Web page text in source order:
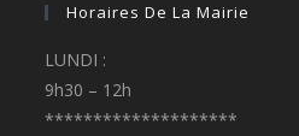
Horaires De La Mairie
LUNDI :
9h30 – 12h
********************